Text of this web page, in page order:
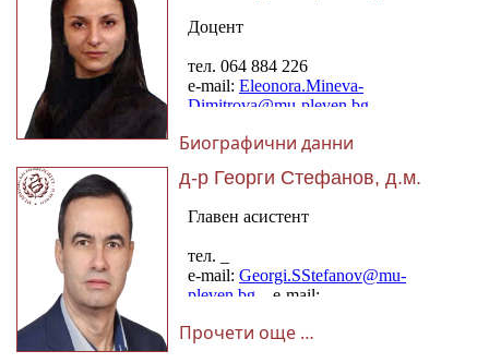
Биографични данни
д-р Георги Стефанов, д.м.
Прочети още …